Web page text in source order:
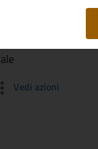
di
Vedi azioni